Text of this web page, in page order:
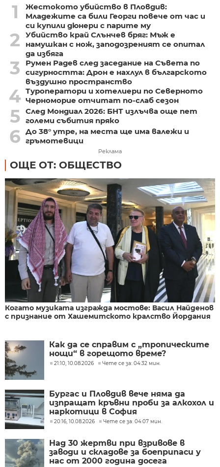
1
Жестокото убийство в Пловдив:
Младежите са били Георги повече от час и
си купили дюнери с парите му
2
Убийство край Слънчев бряг: Мъж е
намушкан с нож, заподозреният се опитал
да избяга
3
Румен Радев след заседание на Съвета по
сигурността: Дрон е нахлул в българското
въздушно пространство
4 Туроператори и хотелиери по Северното
Черноморие отчитат по-слаб сезон
5 След Мондиал 2026: БНТ излъчва още пет
големи събития пряко
6 До 38° утре, на места ще има валежи и
гръмотевици
Реклама
ОЩЕ ОТ: ОБЩЕСТВО
Когато музиката изгражда мостове: Васил Найденов
с признание от Хашемитското кралство Йордания
Как да се справим с „тропическите
нощи“ в горещото време?
21:10, 10.08.2026 Чете се за: 04:32 мин.
Бургас и Пловдив вече няма да
изпращат кръвни проби за алкохол и
наркотици в София
20:16, 10.08.2026 Чете се за: 04:07 мин.
Над 30 жертви при взривове в
заводи и складове за боеприпаси у
нас от 2000 година досега